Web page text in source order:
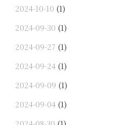
2024-10-10 (1)
2024-09-30 (1)
2024-09-27 (1)
2024-09-24 (1)
2024-09-09 (1)
2024-09-04 (1)